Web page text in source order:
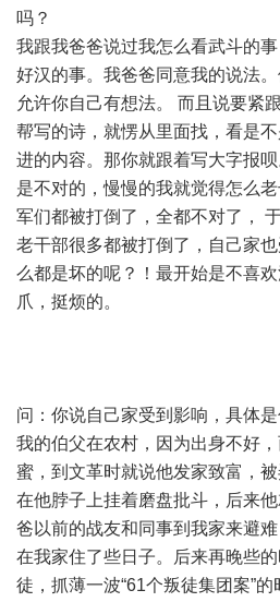
吗？
我跟我爸爸说过我怎么看武斗的
好汉的事。我爸爸同意我的说法
允许你自己有想法。 而且说要紧
帮写的诗，就愣从里面找，看是
进的内容。那你就跟着写大字报
是不对的，慢慢的我就觉得怎么
军们都被打倒了，全都不对了，
老干部很多都被打倒了，自己家
么都是坏的呢？！最开始是不喜
爪，挺烦的。
问：你说自己家受到影响，具体是
我的伯父在农村，因为出身不好
蜜，到文革时就说他发家致富，
在他脖子上挂着磨盘批斗，后来
爸以前的战友和同事到我家来避
在我家住了些日子。后来再晚些
徒，抓薄一波“61个叛徒集团案”